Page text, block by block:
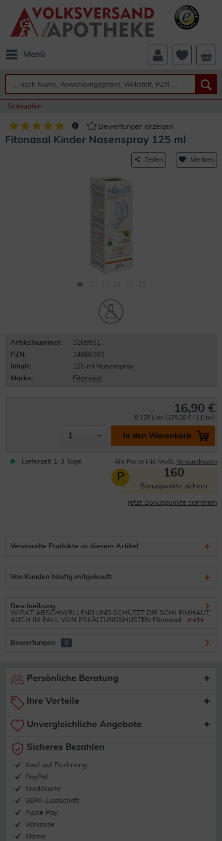
Menü
Schnupfen
Bewertungen anzeigen
Fitonasal Kinder Nasenspray 125 ml
Teilen Merken
Artikelnummer:
3109931
PZN:
14886303
Inhalt:
125 ml Nasenspray
Marke:
Fitonasal
16,90 €
0.125 Liter (135,20 € / 1 Liter)
In den Warenkorb
Lieferzeit 1-3 Tage Alle Preise inkl. MwSt. Versandkosten
P 160
Bonuspunkte sichern
Jetzt Bonuspunkte sammeln
Verwandte Produkte zu diesem Artikel
Von Kunden häufig mitgekauft
Beschreibung
WIRKT ABSCHWELLEND UND SCHÜTZT DIE SCHLEIMHAUT,
AUCH IM FALL VON ERKÄLTUNGSHUSTEN Fitonasal... mehr
Bewertungen 0
Persönliche Beratung
Ihre Vorteile
Unvergleichliche Angebote
Sicheres Bezahlen
Kauf auf Rechnung
PayPal
Kreditkarte
SEPA-Lastschrift
Apple Pay
Vorkasse
Klarna